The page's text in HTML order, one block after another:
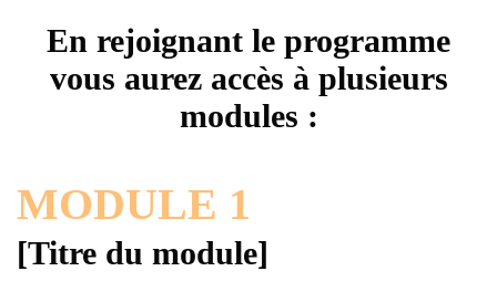
En rejoignant le programme
vous aurez accès à plusieurs
modules :
MODULE 1
[Titre du module]